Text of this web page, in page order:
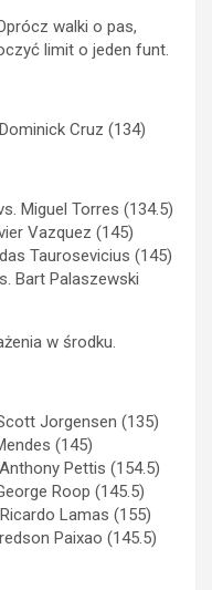
walki o pas,
limit o jeden funt.
Cruz (134)
Miguel Torres (134.5)
Vazquez (145)
Taurosevicius (145)
Bart Palaszewski
w środku.
Jorgensen (135)
(145)
Pettis (154.5)
Roop (145.5)
Lamas (155)
Paixao (145.5)